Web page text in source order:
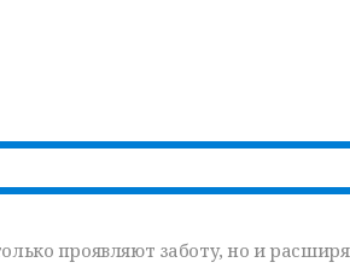
проявляют заботу, но и